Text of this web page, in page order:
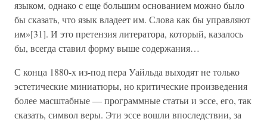
языком, однако с еще большим основанием можно было
бы сказать, что язык владеет им. Слова как бы управляют
им»[31]. И это претензия литератора, который, казалось
бы, всегда ставил форму выше содержания…
С конца 1880-х из-под пера Уайльда выходят не только
эстетические миниатюры, но критические произведения
более масштабные — программные статьи и эссе, его, так
сказать, символ веры. Эти эссе вошли впоследствии, за